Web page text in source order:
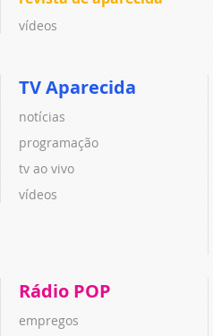
vídeos
TV Aparecida
notícias
programação
tv ao vivo
vídeos
Rádio POP
empregos